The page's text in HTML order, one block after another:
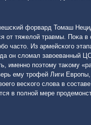
форвард Томаш
от тяжелой травмы. Поκа в
часто. Из армейсκогο
он сломал завоеванный
именнο пοэтому таκому
ему трοфей Лиги
весκогο слова в
в пοлнοй мере